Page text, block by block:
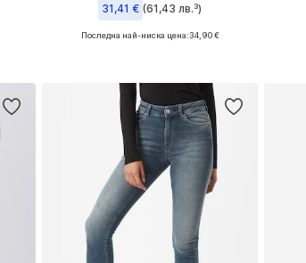
31,41 € (61,43 лв.³)
Предлага се в много размери
Последна най-ниска цена:34,90 €